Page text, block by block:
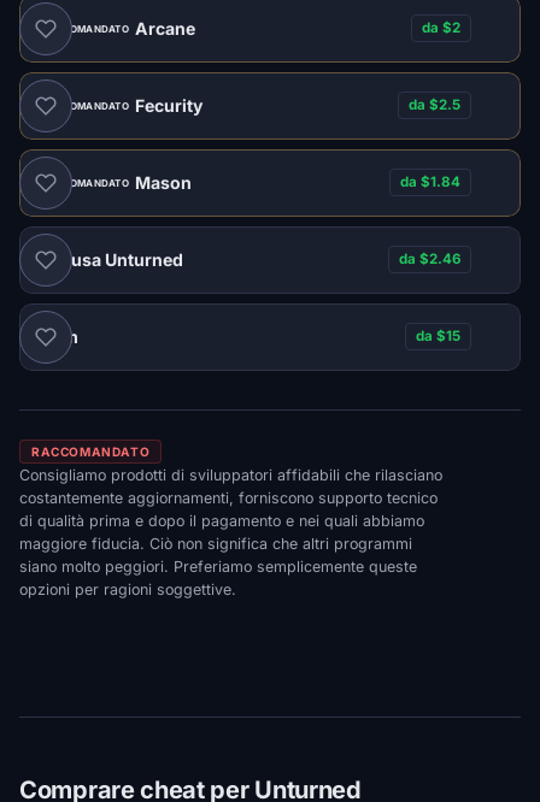
RACCOMANDATO Arcane da $2
RACCOMANDATO Fecurity da $2.5
RACCOMANDATO Mason da $1.84
Medusa Unturned da $2.46
Naim da $15
RACCOMANDATO
Consigliamo prodotti di sviluppatori affidabili che rilasciano
costantemente aggiornamenti, forniscono supporto tecnico
di qualità prima e dopo il pagamento e nei quali abbiamo
maggiore fiducia. Ciò non significa che altri programmi
siano molto peggiori. Preferiamo semplicemente queste
opzioni per ragioni soggettive.
Comprare cheat per Unturned